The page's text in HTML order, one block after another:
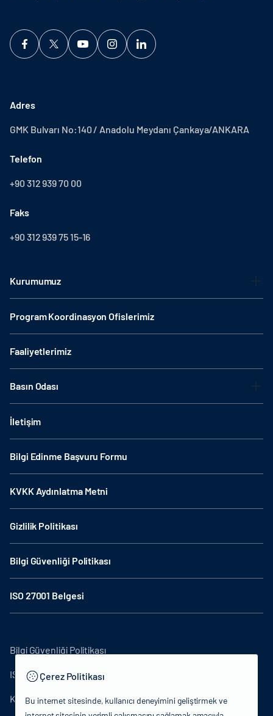
Adres
GMK Bulvarı No:140 / Anadolu Meydanı Çankaya/ANKARA
Telefon
+90 312 939 70 00
Faks
+90 312 939 75 15-16
Kurumumuz
Program Koordinasyon Ofislerimiz
Faaliyetlerimiz
Basın Odası
İletişim
Bilgi Edinme Başvuru Formu
KVKK Aydınlatma Metni
Gizlilik Politikası
Bilgi Güvenliği Politikası
ISO 27001 Belgesi
Bilgi Güvenliği Politikası
ISO27001
KVKK Aydınlatma Metni
Çerez Politikası
Bu internet sitesinde, kullanıcı deneyimini geliştirmek ve